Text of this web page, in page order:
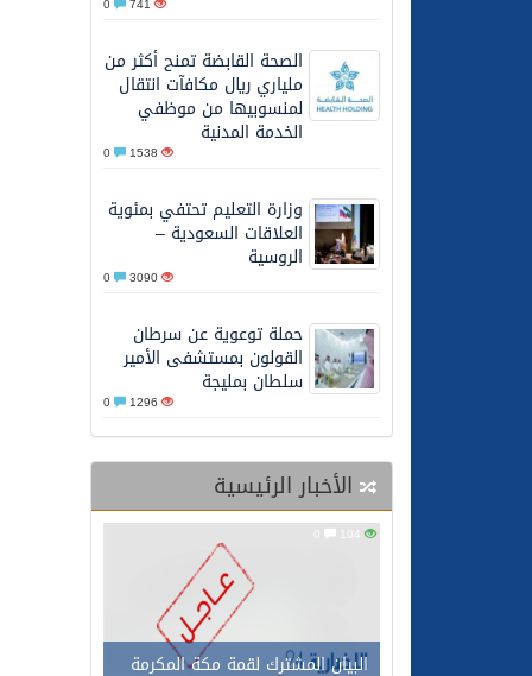
سمو ولي العهد يتلقى
27/05/2026الهيئة العامة للأمن
محافظ عفيف يؤدي صلاة
الصحة القابضة تمنح أكثر من
ملياري ريال مكافآت انتقال
لمنسوبيها من موظفي
الخدمة المدنية
1538
وزارة التعليم تحتفي بمئوية
العلاقات السعودية –
الروسية
3090
حملة توعوية عن سرطان
القولون بمستشفى الأمير
سلطان بمليجة
1296
الأخبار الرئيسية
البيان المشترك لقمة مكة المكرمة